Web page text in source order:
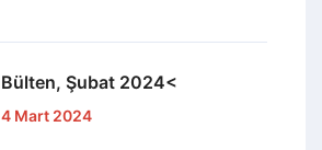
Bülten, Şubat 2024<
4 Mart 2024